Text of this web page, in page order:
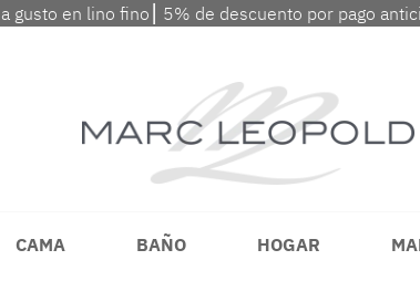
gusto en lino fino⎮ 5% de descuento por pago
CAMA BAÑO HOGAR